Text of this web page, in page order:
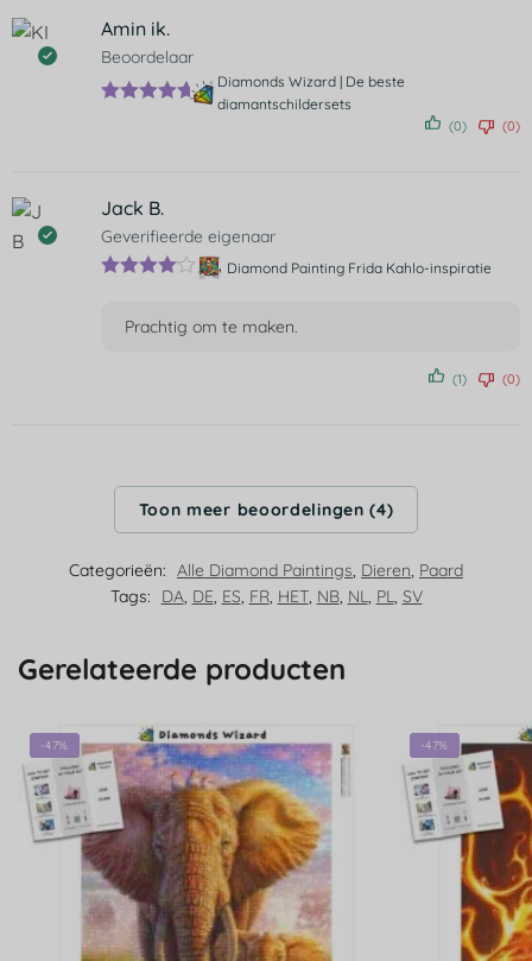
Amin ik.
Beoordelaar
Diamonds Wizard | De beste
diamantschildersets
(0) (0)
Jack B.
Geverifieerde eigenaar
Diamond Painting Frida Kahlo-inspiratie
Prachtig om te maken.
(1) (0)
Toon meer beoordelingen (4)
Categorieën: Alle Diamond Paintings, Dieren, Paard
Tags:
DA, DE, ES, FR, HET, NB, NL, PL, SV
Gerelateerde producten
-47% -47%